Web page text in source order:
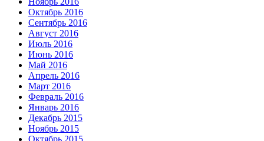
Октябрь 2016
Сентябрь 2016
Август 2016
Июль 2016
Июнь 2016
Май 2016
Апрель 2016
Март 2016
Февраль 2016
Январь 2016
Декабрь 2015
Ноябрь 2015
Октябрь 2015